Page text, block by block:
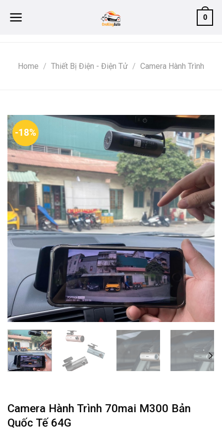
0
Home / Thiết Bị Điện - Điện Tử / Camera Hành Trình
-18%
Camera Hành Trình 70mai M300 Bản
Quốc Tế 64G